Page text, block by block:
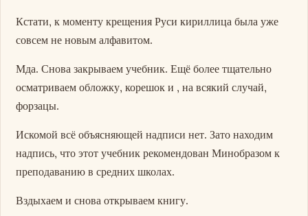
Кстати, к моменту крещения Руси кириллица была уже
совсем не новым алфавитом.
Мда. Снова закрываем учебник. Ещё более тщательно
осматриваем обложку, корешок и , на всякий случай,
форзацы.
Искомой всё объясняющей надписи нет. Зато находим
надпись, что этот учебник рекомендован Минобразом к
преподаванию в средних школах.
Вздыхаем и снова открываем книгу.